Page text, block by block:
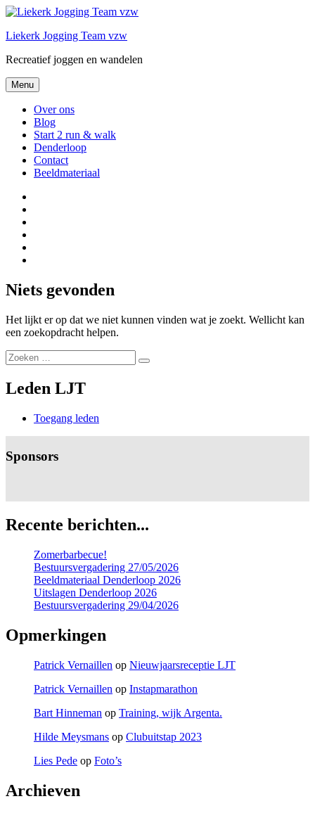
Spring
de
Liekerk Jogging Team vzw
Recreatief joggen en wandelen
Menu
Over ons
Blog
Start 2 run & walk
Denderloop
Contact
Beeldmateriaal
Niets gevonden
Het lijkt er op dat we niet kunnen vinden wat je zoekt. Wellicht kan
een zoekopdracht helpen.
Zoeken
naar:
Zoeken
Leden LJT
Toegang leden
Sponsors
Recente berichten...
Zomerbarbecue!
Bestuursvergadering 27/05/2026
Beeldmateriaal Denderloop 2026
Uitslagen Denderloop 2026
Bestuursvergadering 29/04/2026
Opmerkingen
Patrick Vernaillen op Nieuwjaarsreceptie LJT
Patrick Vernaillen op Instapmarathon
Bart Hinneman op Training, wijk Argenta.
Hilde Meysmans op Clubuitstap 2023
Lies Pede op Foto’s
Archieven